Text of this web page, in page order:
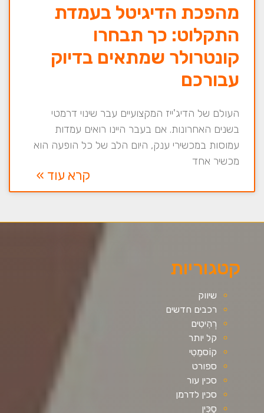
מהפכת הדיגיטל בעמדת
התקלוט: כך תבחרו
קונטרולר שמתאים בדיוק
עבורכם
העולם של הדיג'ייז המקצועיים עבר שינוי דרמטי
בשנים האחרונות. אם בעבר היינו רואים עמדות
עמוסות במכשירי ענק, היום הלב של כל הופעה הוא
מכשיר אחד
קרא עוד »
קטגוריות
שיווק
רכבים חדשים
רְהִיטִים
קל יותר
קוֹסמֵטִי
ספורט
סכין עור
סכין לדרמן
סַכִּין